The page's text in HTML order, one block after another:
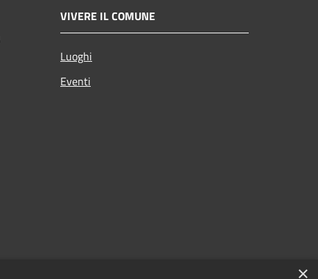
VIVERE IL COMUNE
Luoghi
Eventi
×